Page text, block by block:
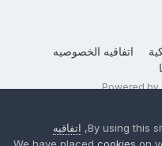
اتفاقيه الخصوصيه
Powered
By using this
, اتفاقيه